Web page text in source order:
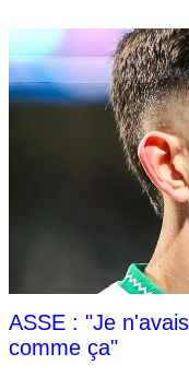
ASSE : "Je
comme ça"